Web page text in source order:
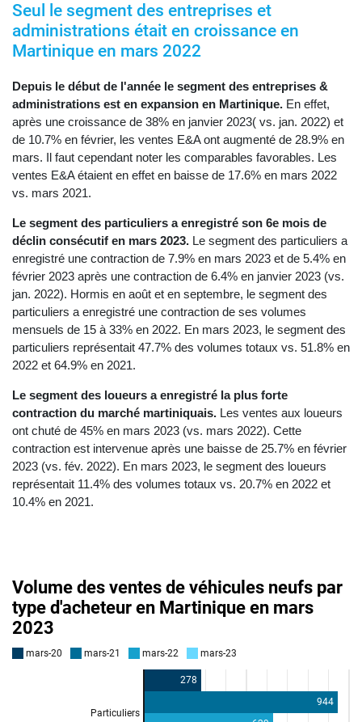
Seul le segment des entreprises et
administrations était en croissance en
Martinique en mars 2022
Depuis le début de l'année le segment des entreprises &
administrations est en expansion en Martinique. En effet,
après une croissance de 38% en janvier 2023( vs. jan. 2022) et
de 10.7% en février, les ventes E&A ont augmenté de 28.9% en
mars. Il faut cependant noter les comparables favorables. Les
ventes E&A étaient en effet en baisse de 17.6% en mars 2022
vs. mars 2021.
Le segment des particuliers a enregistré son 6e mois de
déclin consécutif en mars 2023. Le segment des particuliers a
enregistré une contraction de 7.9% en mars 2023 et de 5.4% en
février 2023 après une contraction de 6.4% en janvier 2023 (vs.
jan. 2022). Hormis en août et en septembre, le segment des
particuliers a enregistré une contraction de ses volumes
mensuels de 15 à 33% en 2022. En mars 2023, le segment des
particuliers représentait 47.7% des volumes totaux vs. 51.8% en
2022 et 64.9% en 2021.
Le segment des loueurs a enregistré la plus forte
contraction du marché martiniquais. Les ventes aux loueurs
ont chuté de 45% en mars 2023 (vs. mars 2022). Cette
contraction est intervenue après une baisse de 25.7% en février
2023 (vs. fév. 2022). En mars 2023, le segment des loueurs
représentait 11.4% des volumes totaux vs. 20.7% en 2022 et
10.4% en 2021.